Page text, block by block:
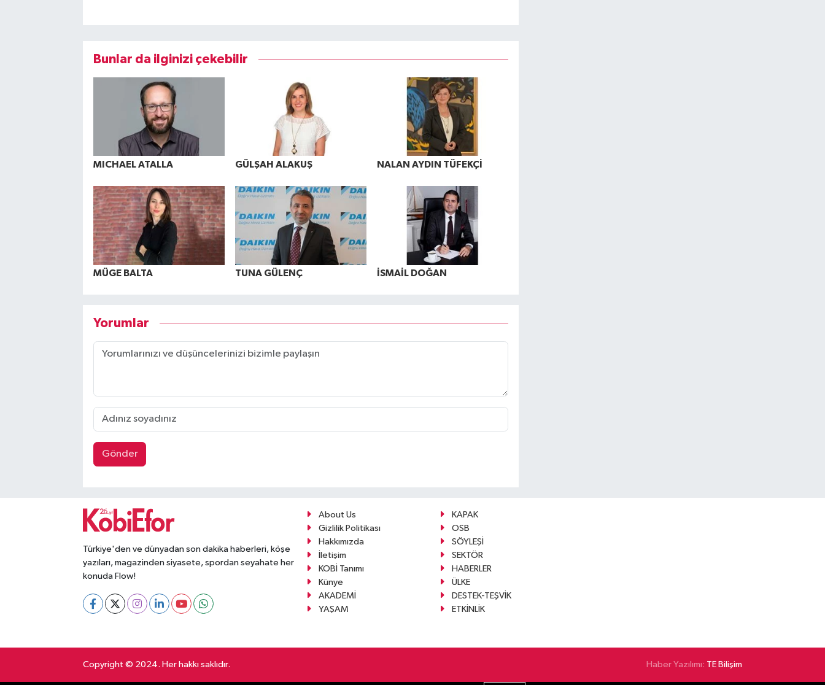
Bunlar da ilginizi çekebilir
MICHAEL ATALLA GÜLŞAH ALAKUŞ NALAN AYDIN TÜFEKÇİ
MÜGE BALTA TUNA GÜLENÇ İSMAİL DOĞAN
Yorumlar
Gönder
Türkiye'den ve dünyadan son dakika haberleri, köşe
yazıları, magazinden siyasete, spordan seyahate her
konuda Flow!
About Us
KAPAK
Gizlilik Politikası
OSB
Hakkımızda
SÖYLEŞİ
İletişim
SEKTÖR
KOBİ Tanımı
HABERLER
Künye
ÜLKE
AKADEMİ
DESTEK-TEŞVİK
YAŞAM
ETKİNLİK
Copyright © 2024. Her hakkı saklıdır. Haber Yazılımı: TE Bilişim